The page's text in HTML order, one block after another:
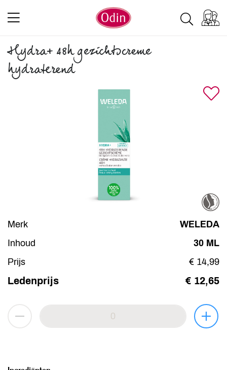
Hydra+ 48h gezichtscreme
hydraterend
Merk
WELEDA
Inhoud
30 ML
Prijs
€ 14,99
Ledenprijs € 12,65